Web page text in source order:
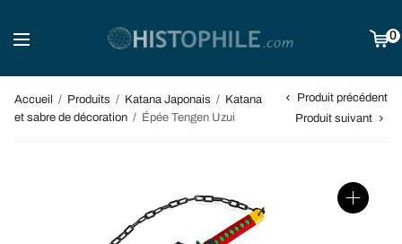
0
Accueil / Produits / Katana Japonais / Katana
et sabre de décoration / Épée Tengen Uzui
Produit précédent
Produit suivant